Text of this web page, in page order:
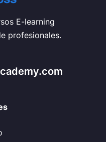
E-learning
profesionales.